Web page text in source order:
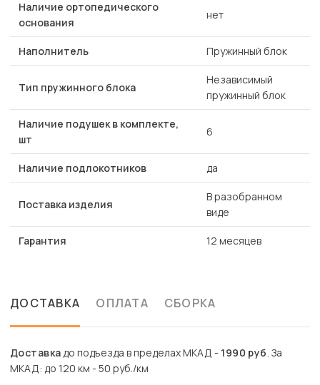
Наличие ортопедического
основания
нет
Наполнитель Пружинный блок
Тип пружинного блока
Независимый
пружинный блок
Наличие подушек в комплекте,
шт
6
Наличие подлокотников да
Поставка изделия
В разобранном
виде
Гарантия 12 месяцев
ДОСТАВКА ОПЛАТА СБОРКА
Доставкадо подъезда в пределах МКАД - 1990 руб. За
МКАД: до 120 км - 50 руб./км